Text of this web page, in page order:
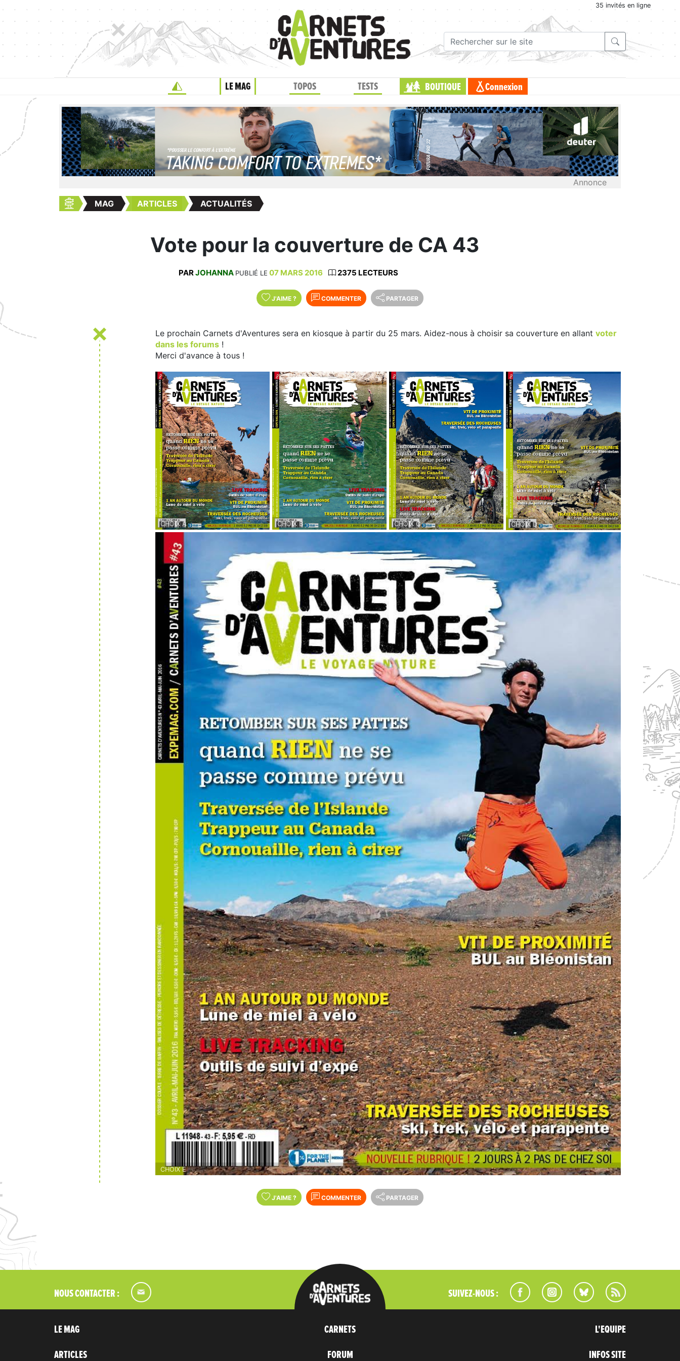
35 invités en ligne
LE MAG TOPOS TESTS BOUTIQUE Connexion
Annonce
MAG ARTICLES ACTUALITÉS
Vote pour la couverture de CA 43
PARJOHANNA PUBLIÉ LE 07 MARS 2016 2375 LECTEURS
J'AIME ? COMMENTER PARTAGER
Le prochain Carnets d'Aventures sera en kiosque à partir du 25 mars. Aidez-nous à choisir sa couverture en allant voter
dans les forums !
Merci d'avance à tous !
CHOIX A CHOIX B CHOIX C CHOIX D
CHOIX E
J'AIME ? COMMENTER PARTAGER
NOUS CONTACTER : SUIVEZ-NOUS :
LE MAG
ARTICLES
CARNETS
FORUM
L'EQUIPE
INFOS SITE